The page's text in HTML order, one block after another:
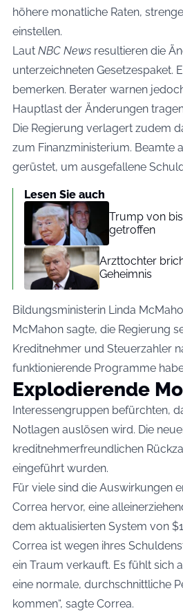
höhere monatliche Raten,
einstellen.
Laut NBC News resultieren die
unterzeichneten Gesetzespaket.
bemerken. Berater warnen
Hauptlast der Änderungen
Die Regierung verlagert zudem
zum Finanzministerium. Beamte
gerüstet, um ausgefallene
Lesen Sie auch
Trump von
getroffen
Arzttochter
Geheimnis
Bildungsministerin Linda
McMahon sagte, die Regierung
Kreditnehmer und Steuerzahler
funktionierende Programme
Explodierende
Interessengruppen befürchten,
Notlagen auslösen wird. Die
kreditnehmerfreundlichen
eingeführt wurden.
Für viele sind die Auswirkungen
Correa hervor, eine
dem aktualisierten System von
Correa ist wegen ihres
ein Traum verkauft. Es fühlt sich
eine normale, durchschnittliche
kommen“, sagte Correa.